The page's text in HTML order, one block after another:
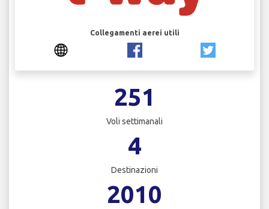
Collegamenti aerei utili
251
Voli settimanali
4
Destinazioni
2010